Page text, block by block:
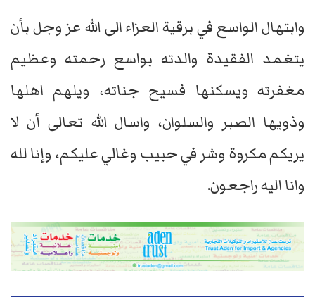
وابتهال الواسع في برقية العزاء الى الله عز وجل بأن
يتغمد الفقيدة والدته بواسع رحمته وعظيم
مغفرته ويسكنها فسيح جناته، ويلهم اهلها
وذويها الصبر والسلوان، واسال الله تعالى أن لا
يريكم مكروة وشر في حبيب وغالي عليكم، وإنا لله
وانا اليه راجعون.